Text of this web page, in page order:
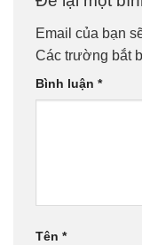
Email của bạn
Các trường bắt
Bình luận *
Tên *